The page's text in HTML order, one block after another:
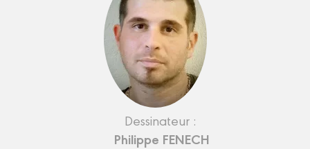
Dessinateur :
Philippe FENECH